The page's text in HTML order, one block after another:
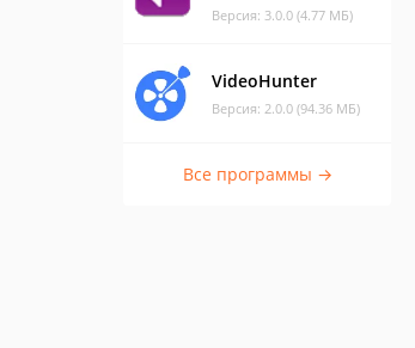
Версия: 3.0.0 (4.77 МБ)
VideoHunter
Версия: 2.0.0 (94.36 МБ)
Все программы →